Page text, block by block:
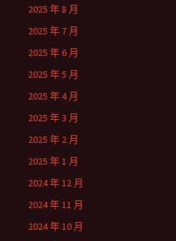
2025 年 8 月
2025 年 7 月
2025 年 6 月
2025 年 5 月
2025 年 4 月
2025 年 3 月
2025 年 2 月
2025 年 1 月
2024 年 12 月
2024 年 11 月
2024 年 10 月